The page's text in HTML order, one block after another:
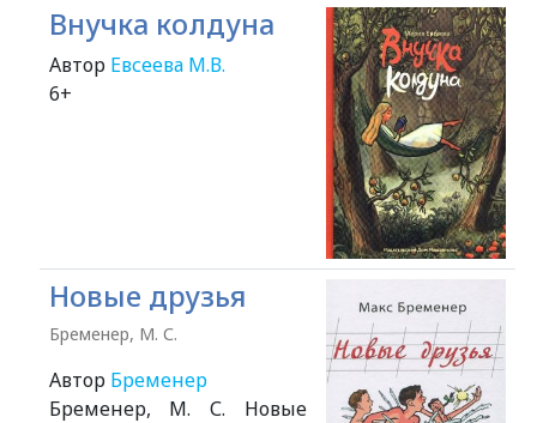
Внучка колдуна
Автор Евсеева М.В.
6+
Новые друзья
Бременер, М. С.
Автор Бременер
Бременер, М. С. Новые